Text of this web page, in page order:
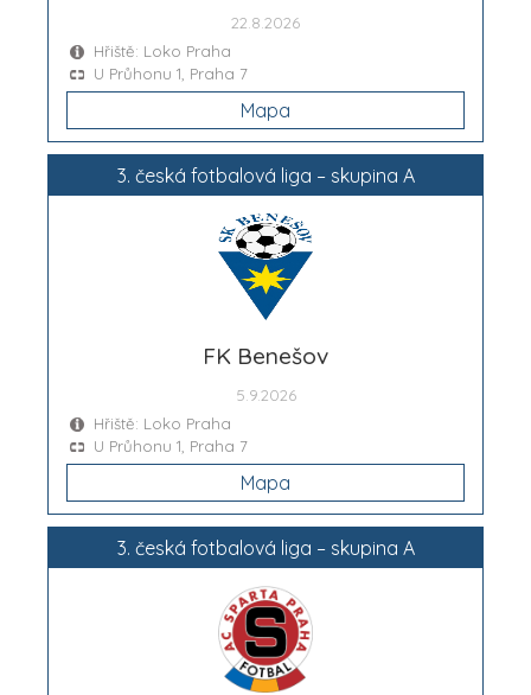
22.8.2026
Hřiště: Loko Praha
U Průhonu 1, Praha 7
Mapa
3. česká fotbalová liga – skupina A
FK Benešov
5.9.2026
Hřiště: Loko Praha
U Průhonu 1, Praha 7
Mapa
3. česká fotbalová liga – skupina A